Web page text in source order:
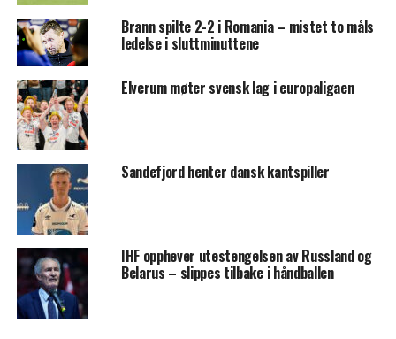
Brann spilte 2-2 i Romania – mistet to måls
ledelse i sluttminuttene
Elverum møter svensk lag i europaligaen
Sandefjord henter dansk kantspiller
IHF opphever utestengelsen av Russland og
Belarus – slippes tilbake i håndballen